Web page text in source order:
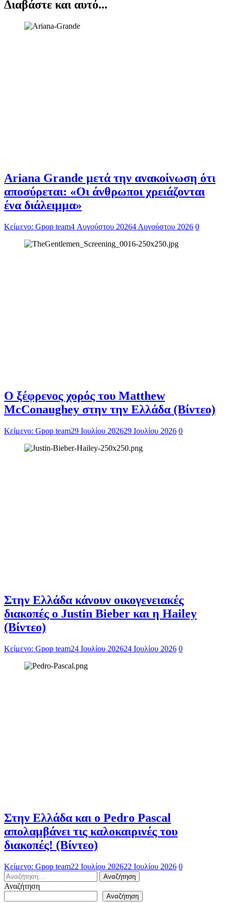
Διαβάστε και αυτό...
Ariana Grande μετά την ανακοίνωση ότι
αποσύρεται: «Οι άνθρωποι χρειάζονται
ένα διάλειμμα»
Κείμενο: Gpop team4 Αυγούστου 20264 Αυγούστου 2026 0
Ο ξέφρενος χορός του Matthew
McConaughey στην την Ελλάδα (Βίντεο)
Κείμενο: Gpop team29 Ιουλίου 202629 Ιουλίου 2026 0
Στην Ελλάδα κάνουν οικογενειακές
διακοπές ο Justin Bieber και η Hailey
(Βίντεο)
Κείμενο: Gpop team24 Ιουλίου 202624 Ιουλίου 2026 0
Στην Ελλάδα και ο Pedro Pascal
απολαμβάνει τις καλοκαιρινές του
διακοπές! (Βίντεο)
Κείμενο: Gpop team22 Ιουλίου 202622 Ιουλίου 2026 0
Αναζήτηση
για:
Αναζήτηση
Αναζήτηση